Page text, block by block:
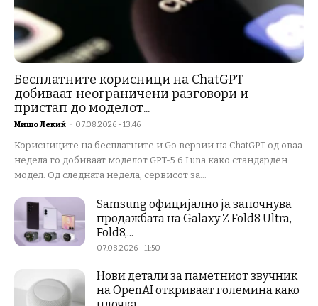
Бесплатните корисници на ChatGPT
добиваат неограничени разговори и
пристап до моделот...
Мишо Лекиќ - 07.08.2026 - 13:46
Корисниците на бесплатните и Go верзии на ChatGPT од оваа
недела го добиваат моделот GPT-5.6 Luna како стандарден
модел. Од следната недела, сервисот за...
Samsung официјално ја започнува
продажбата на Galaxy Z Fold8 Ultra,
Fold8,...
07.08.2026 - 11:50
Нови детали за паметниот звучник
на OpenAI откриваат големина како